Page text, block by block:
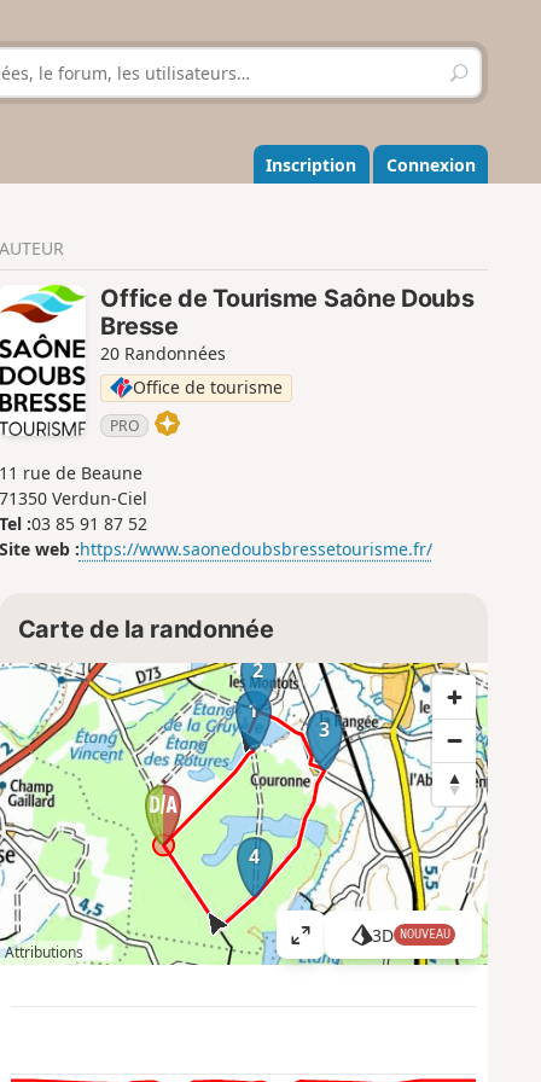
R
e
h
e
r
r
Inscription Connexion
AUTEUR
Office de Tourisme Saône Doubs
Bresse
20 Randonnées
Office de tourisme
PRO
11 rue de Beaune
71350 Verdun-Ciel
Tel :03 85 91 87 52
Site web :https://www.saonedoubsbressetourisme.fr/
Carte de la randonnée
1
2
3
4
Attributions
A
ff
e
3D NOUVEAU